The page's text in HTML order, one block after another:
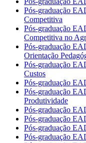
Pós-graduação
Competitiva
Pós-graduação
Competitiva no
Pós-graduação
Orientação
Pós-graduação
Custos
Pós-graduação
Pós-graduação
Produtividade
Pós-graduação
Pós-graduação
Pós-graduação
Pós-graduação